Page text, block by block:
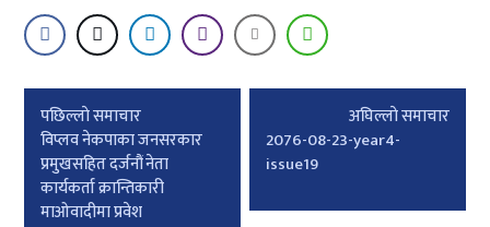
Post
navigation
पछिल्लाे समाचार
विप्लव नेकपाका जनसरकार
प्रमुखसहित दर्जनौं नेता
कार्यकर्ता क्रान्तिकारी
माओवादीमा प्रवेश
अघिल्लाे समाचार
2076-08-23-year4-
issue19